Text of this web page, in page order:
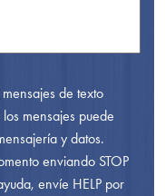
de texto
mensajes puede
y datos.
enviando STOP
envíe HELP por